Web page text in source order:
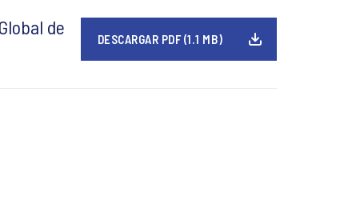
de
DESCARGAR PDF (1.1 MB)